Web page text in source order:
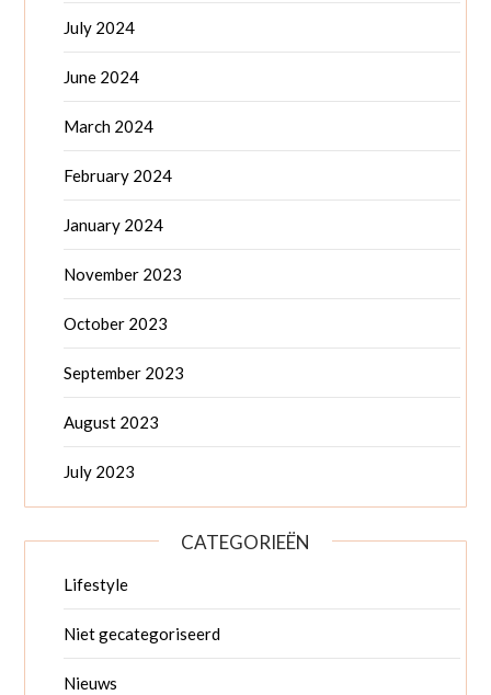
July 2024
June 2024
March 2024
February 2024
January 2024
November 2023
October 2023
September 2023
August 2023
July 2023
CATEGORIEËN
Lifestyle
Niet gecategoriseerd
Nieuws